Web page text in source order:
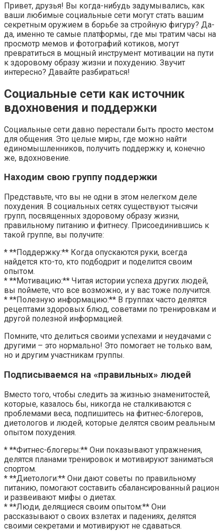
Привет, друзья! Вы когда-нибудь задумывались, как
ваши любимые социальные сети могут стать вашим
секретным оружием в борьбе за стройную фигуру? Да-
да, именно те самые платформы, где мы тратим часы на
просмотр мемов и фотографий котиков, могут
превратиться в мощный инструмент мотивации на пути
к здоровому образу жизни и похудению. Звучит
интересно? Давайте разбираться!
Социальные сети как источник
вдохновения и поддержки
Социальные сети давно перестали быть просто местом
для общения. Это целые миры, где можно найти
единомышленников, получить поддержку и, конечно
же, вдохновение.
Находим свою группу поддержки
Представьте, что вы не одни в этом нелегком деле
похудения. В социальных сетях существуют тысячи
групп, посвященных здоровому образу жизни,
правильному питанию и фитнесу. Присоединившись к
такой группе, вы получите:
* **Поддержку:** Когда опускаются руки, всегда
найдется кто-то, кто подбодрит и поделится своим
опытом.
* **Мотивацию:** Читая истории успеха других людей,
вы поймете, что все возможно, и у вас тоже получится.
* **Полезную информацию:** В группах часто делятся
рецептами здоровых блюд, советами по тренировкам и
другой полезной информацией.
Помните, что делиться своими успехами и неудачами с
другими – это нормально! Это помогает не только вам,
но и другим участникам группы.
Подписываемся на «правильных» людей
Вместо того, чтобы следить за жизнью знаменитостей,
которые, казалось бы, никогда не сталкиваются с
проблемами веса, подпишитесь на фитнес-блогеров,
диетологов и людей, которые делятся своим реальным
опытом похудения.
* **Фитнес-блогеры:** Они показывают упражнения,
делятся планами тренировок и мотивируют заниматься
спортом.
* **Диетологи:** Они дают советы по правильному
питанию, помогают составить сбалансированный рацион
и развеивают мифы о диетах.
* **Люди, делящиеся своим опытом:** Они
рассказывают о своих взлетах и падениях, делятся
своими секретами и мотивируют не сдаваться.